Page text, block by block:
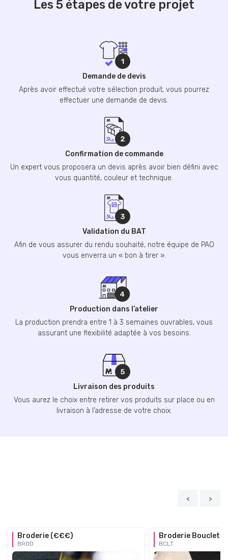
Les 5 étapes de votre projet
Demande de devis
Après avoir effectué votre sélection produit, vous pourrez
effectuer une demande de devis.
Confirmation de commande
Un expert vous proposera un devis après avoir bien défini avec
vous quantité, couleur et technique.
Validation du BAT
Afin de vous assurer du rendu souhaité, notre équipe de PAO
vous enverra un « bon à tirer ».
Production dans l’atelier
La production prendra entre 1 à 3 semaines ouvrables, vous
assurant une flexibilité adaptée à vos besoins.
Livraison des produits
Vous aurez le choix entre retirer vos produits sur place ou en
livraison à l’adresse de votre choix.
< >
Broderie (€€€)
BROD
Broderie Bouclette
BCLT